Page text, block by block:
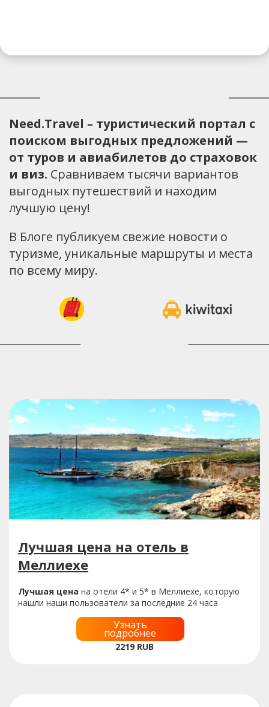
Need.Travel – туристический портал с
поиском выгодных предложений —
от туров и авиабилетов до страховок
и виз. Сравниваем тысячи вариантов
выгодных путешествий и находим
лучшую цену!
В Блоге публикуем свежие новости о
туризме, уникальные маршруты и места
по всему миру.
Лучшая цена на отель в
Меллиехе
Лучшая цена на отели 4* и 5* в Меллиехе, которую
нашли наши пользователи за последние 24 часа
Узнать
подробнее
2219 RUB